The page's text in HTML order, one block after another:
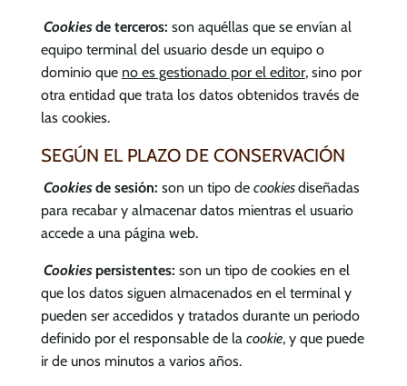
Cookiesde terceros: son aquéllas que se envían al
equipo terminal del usuario desde un equipo o
dominio que no es gestionado por el editor, sino por
otra entidad que trata los datos obtenidos través de
las cookies.
SEGÚN EL PLAZO DE CONSERVACIÓN
Cookiesde sesión: son un tipo de cookiesdiseñadas
para recabar y almacenar datos mientras el usuario
accede a una página web.
Cookies persistentes: son un tipo de cookies en el
que los datos siguen almacenados en el terminal y
pueden ser accedidos y tratados durante un periodo
definido por el responsable de la cookie, y que puede
ir de unos minutos a varios años.